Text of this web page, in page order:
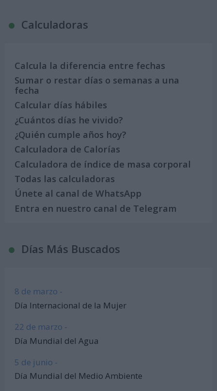
Calculadoras
Calcula la diferencia entre fechas
Sumar o restar días o semanas a una
fecha
Calcular días hábiles
¿Cuántos días he vivido?
¿Quién cumple años hoy?
Calculadora de Calorías
Calculadora de índice de masa corporal
Todas las calculadoras
Únete al canal de WhatsApp
Entra en nuestro canal de Telegram
Días Más Buscados
8 de marzo -
Día Internacional de la Mujer
22 de marzo -
Día Mundial del Agua
5 de junio -
Día Mundial del Medio Ambiente